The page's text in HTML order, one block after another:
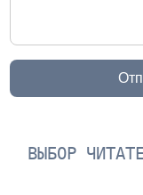
ВЫБОР